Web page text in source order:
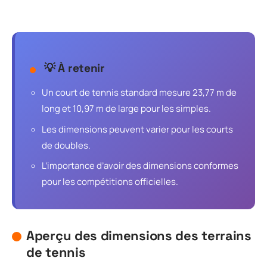
💡 À retenir
Un court de tennis standard mesure 23,77 m de
long et 10,97 m de large pour les simples.
Les dimensions peuvent varier pour les courts
de doubles.
L’importance d’avoir des dimensions conformes
pour les compétitions officielles.
Aperçu des dimensions des terrains
de tennis